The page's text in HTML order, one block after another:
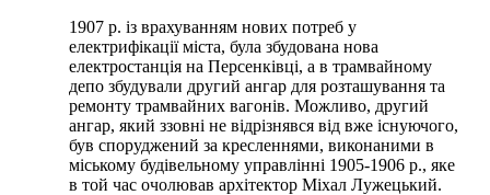
1907 р. із врахуванням нових потреб у
електрифікації міста, була збудована нова
електростанція на Персенківці, а в трамвайному
депо збудували другий ангар для розташування та
ремонту трамвайних вагонів. Можливо, другий
ангар, який ззовні не відрізнявся від вже існуючого,
був споруджений за кресленнями, виконаними в
міському будівельному управлінні 1905-1906 р., яке
в той час очолював архітектор Міхал Лужецький.